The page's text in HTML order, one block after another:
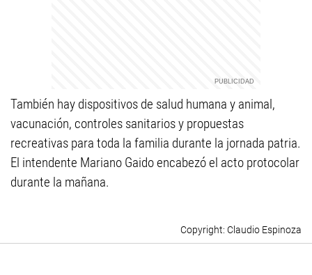
También hay dispositivos de salud humana y animal,
vacunación, controles sanitarios y propuestas
recreativas para toda la familia durante la jornada patria.
El intendente Mariano Gaido encabezó el acto protocolar
durante la mañana.
Claudio Espinoza